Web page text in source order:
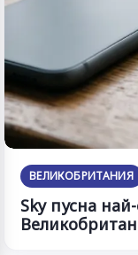
ВЕЛИКОБРИТАНИЯ
Sky пусна